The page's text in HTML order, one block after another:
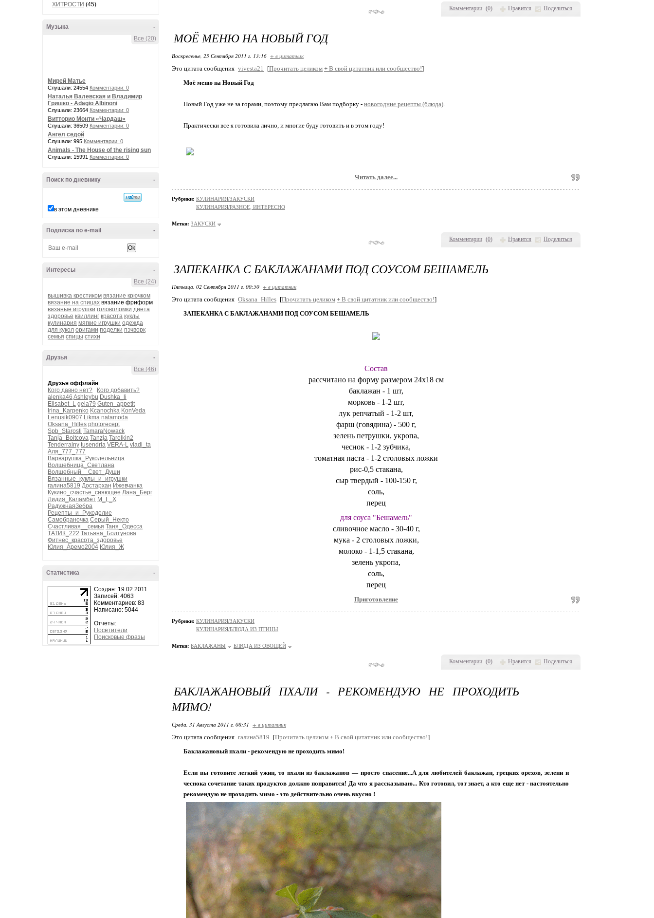
ХИТРОСТИ (45)
-
Музыка
Все (20)
Мирей Матье
Слушали: 24554 Комментарии: 0
Наталья Валевская и Владимир
Гришко - Adagio Albinoni
Слушали: 23664 Комментарии: 0
Витторио Монти «Чардаш»
Слушали: 36509 Комментарии: 0
Ангел седой
Слушали: 995 Комментарии: 0
Animals - The House of the rising sun
Слушали: 15991 Комментарии: 0
-
Поиск по дневнику
в этом дневнике
-
Подписка по e-mail
-
Интересы
Все (24)
вышивка крестиком вязание крючком
вязание на спицах вязание фриформ
вязаные игрушки головоломки диета
здоровье квиллинг красота куклы
кулинария мягкие игрушки одежда
для кукол оригами поделки пэчворк
семья спицы стихи
-
Друзья
Все (46)
Друзья оффлайн
Кого давно нет?
Кого добавить?
alenka46 Ashleybu Dushka_li
Elisabet_L gela79 Guten_appetit
Irina_Karpenko Kcanochka KonVeda
Lenusik0907 Likma natamoda
Oksana_Hilles photorecept
Spb_Starosti TamaraNowack
Tanja_Boitcova Tanzja Tarelkin2
Tenderrainy tusendria VERA-L vladi_ta
Аля_777_777
Варварушка_Рукодельница
Волшебница_Светлана
Волшебный__Свет_Души
Вязанные_куклы_и_игрушки
галина5819 Достархан Ижевчанка
Кукино_счастье_сияющее Лана_Берг
Лидия_Каламбет М_Г_Х
РадужнаяЗебра
Рецепты_и_Рукоделие
Самобраночка Серый_Некто
Счастливая__семья Таня_Одесса
ТАТИК_222 Татьяна_Болтунова
Фитнес_красота_здоровье
Юлия_Аремо2004 Юлия_Ж
-
Статистика
Создан: 19.02.2011
Записей: 4063
Комментариев: 83
Написано: 5044
Отчеты:
Посетители
Поисковые фразы
Комментарии (0) Нравится Поделиться
Комментарии (0) Нравится Поделиться
МОЁ МЕНЮ НА НОВЫЙ ГОД
Воскресенье, 25 Сентября 2011 г. 13:16 + в цитатник
Это цитата сообщения vivesta21 [Прочитать целиком + В свой цитатник или сообщество!]
Моё меню на Новый Год
Новый Год уже не за горами, поэтому предлагаю Вам подборку - новогодние рецепты (блюда).
Практически все я готовила лично, и многие буду готовить и в этом году!
Читать далее...
Рубрики: КУЛИНАРИЯ/ЗАКУСКИ
КУЛИНАРИЯ/РАЗНОЕ, ИНТЕРЕСНО
Метки: ЗАКУСКИ
Комментарии (0) Нравится Поделиться
ЗАПЕКАНКА С БАКЛАЖАНАМИ ПОД СОУСОМ БЕШАМЕЛЬ
Пятница, 02 Сентября 2011 г. 00:50 + в цитатник
Это цитата сообщения Oksana_Hilles [Прочитать целиком + В свой цитатник или сообщество!]
ЗАПЕКАНКА С БАКЛАЖАНАМИ ПОД СОУСОМ БЕШАМЕЛЬ
Состав
рассчитано на форму размером 24х18 см
баклажан - 1 шт,
морковь - 1-2 шт,
лук репчатый - 1-2 шт,
фарш (говядина) - 500 г,
зелень петрушки, укропа,
чеснок - 1-2 зубчика,
томатная паста - 1-2 столовых ложки
рис-0,5 стакана,
сыр твердый - 100-150 г,
соль,
перец
для соуса "Бешамель"
сливочное масло - 30-40 г,
мука - 2 столовых ложки,
молоко - 1-1,5 стакана,
зелень укропа,
соль,
перец
Приготовление
Рубрики: КУЛИНАРИЯ/ЗАКУСКИ
КУЛИНАРИЯ/БЛЮДА ИЗ ПТИЦЫ
Метки: БАКЛАЖАНЫ БЛЮДА ИЗ ОВОЩЕЙ
БАКЛАЖАНОВЫЙ ПХАЛИ - РЕКОМЕНДУЮ НЕ ПРОХОДИТЬ
МИМО!
Среда, 31 Августа 2011 г. 08:31 + в цитатник
Это цитата сообщения галина5819 [Прочитать целиком + В свой цитатник или сообщество!]
Баклажановый пхали - рекомендую не проходить мимо!
Если вы готовите легкий ужин, то пхали из баклажанов — просто спасение...А для любителей баклажан, грецких орехов, зелени и
чеснока сочетание таких продуктов должно понравится! Да что я рассказываю... Кто готовил, тот знает, а кто еще нет - настоятельно
рекомендую не проходить мимо - это действительно очень вкусно !